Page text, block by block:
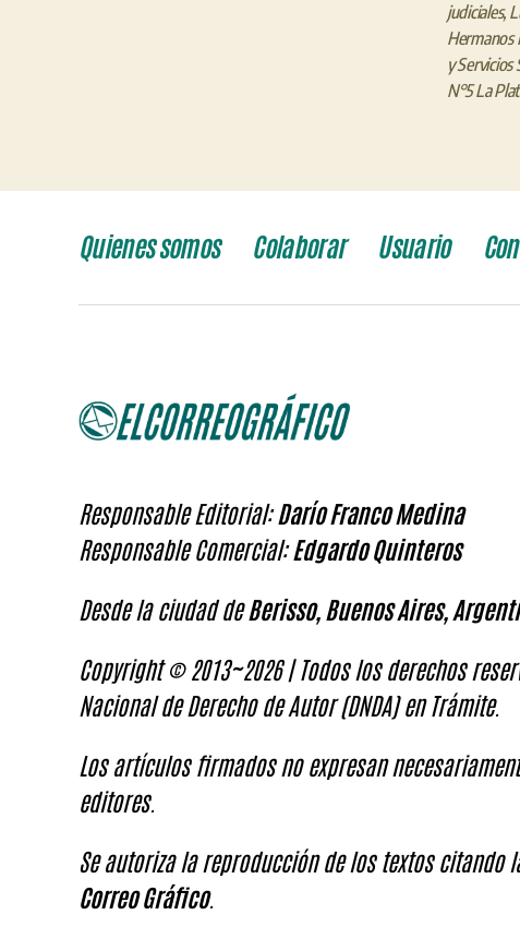
judiciales,
Hermanos
y Servicios
N°5 La
Quienes somos Colaborar Usuario
Responsable Editorial:Darío Franco Medina
Responsable Comercial:Edgardo Quinteros
Desde la ciudad deBerisso, Buenos Aires,
Copyright © 2013~2026 | Todos los derechos
Nacional de Derecho de Autor (DNDA) en Trámite.
Los artículos firmados no expresan
editores.
Se autoriza la reproducción de los textos citando
Correo Gráfico.